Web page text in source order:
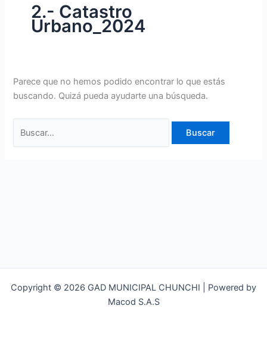
2.- Catastro
Urbano_2024
Parece que no hemos podido encontrar lo que estás
buscando. Quizá pueda ayudarte una búsqueda.
Copyright © 2026 GAD MUNICIPAL CHUNCHI | Powered by
Macod S.A.S